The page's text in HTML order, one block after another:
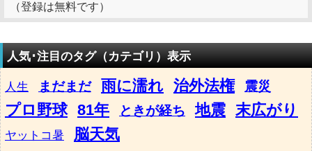
（登録は無料です）
人気･注目のタグ（カテゴリ）表示
人生 まだまだ 雨に濡れ 治外法権 震災
プロ野球 81年 ときが経ち 地震 末広がり
ヤットコ暑 脳天気